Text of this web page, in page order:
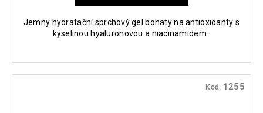
Jemný hydratační sprchový gel bohatý na antioxidanty s
kyselinou hyaluronovou a niacinamidem.
Kód: 1255